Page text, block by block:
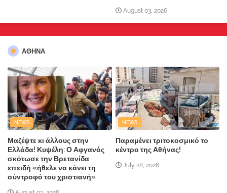
August 03, 2026
ΑΘΗΝΑ
NEWS
Μαζέψτε κι άλλους στην
Ελλάδα! Κυψέλη: Ο Αφγανός
σκότωσε την Βρετανίδα
επειδή «ήθελε να κάνει τη
σύντροφό του χριστιανή»
NEWS
Παραμένει τριτοκοσμικό το
κέντρο της Αθήνας!
July 28, 2026